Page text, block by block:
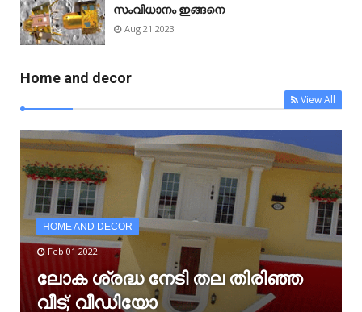
സംവിധാനം ഇങ്ങനെ
Aug 21 2023
Home and decor
View All
HOME AND DECOR
Feb 01 2022
ലോക ശ്രദ്ധ നേടി തല തിരിഞ്ഞ
വീട്; വീഡിയോ